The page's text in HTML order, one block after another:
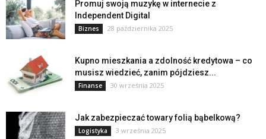
Promuj swoją muzykę w internecie z
Independent Digital
Biznes 28 października 2025
Kupno mieszkania a zdolność kredytowa – co
musisz wiedzieć, zanim pójdziesz...
Finanse 30 września 2025
Jak zabezpieczać towary folią bąbelkową?
Logistyka 3 września 2025